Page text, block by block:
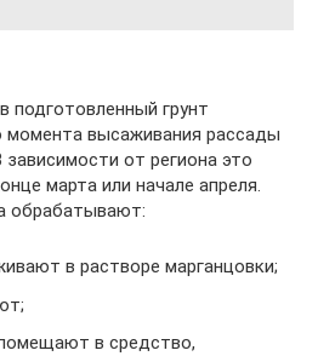
подготовленный грунт
момента высаживания рассады
от региона это
марта или начале апреля.
обрабатывают:
в растворе марганцовки;
в средство,